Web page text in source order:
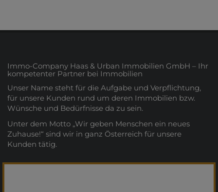
Immo-Company Haas & Urban Immobilien GmbH – Ihr
kompetenter Partner bei Immobilien
Unser Name steht für die Aufgabe und Verpflichtung,
für unsere Kunden rund um deren Immobilien bzw.
Wünsche und Bedürfnisse da zu sein.
Unter dem Motto „Wir geben Menschen ein neues
Zuhause!“ sind wir in ganz Österreich für unsere
Kunden tätig.